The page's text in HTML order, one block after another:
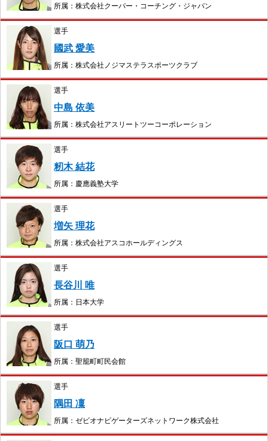
所属：株式会社クーパー・コーチング・ジャパン
選手
國武 愛美
所属：株式会社ノジマステラスポーツクラブ
選手
中島 依美
所属：株式会社アスリートツーコーポレーション
選手
籾木 結花
所属：慶應義塾大学
選手
増矢 理花
所属：株式会社アスコホールディングス
選手
長谷川 唯
所属：日本大学
選手
阪口 萌乃
所属：聖籠町町民会館
選手
隅田 凜
所属：ゼビオナビゲーターズネットワーク株式会社